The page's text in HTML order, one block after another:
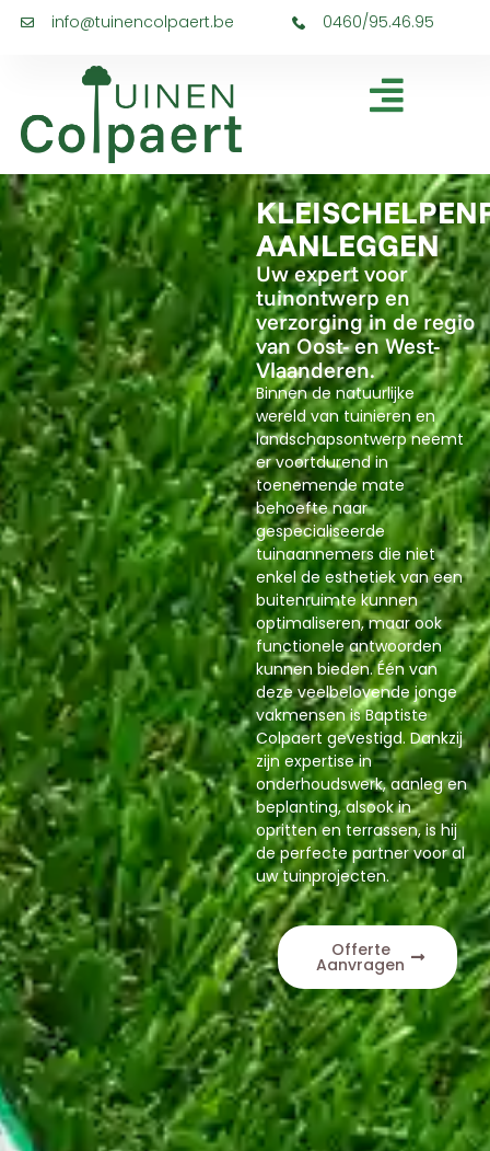
info@tuinencolpaert.be 0460/95.46.95
AANLEGGEN
Uw expert voor
tuinontwerp en
verzorging in de regio
van Oost- en West-
Vlaanderen.
Binnen de natuurlijke
wereld van tuinieren en
landschapsontwerp neemt
er voortdurend in
toenemende mate
behoefte naar
gespecialiseerde
tuinaannemers die niet
enkel de esthetiek van een
buitenruimte kunnen
optimaliseren, maar ook
functionele antwoorden
kunnen bieden. Één van
deze veelbelovende jonge
vakmensen is Baptiste
Colpaert gevestigd. Dankzij
zijn expertise in
onderhoudswerk, aanleg en
beplanting, alsook in
opritten en terrassen, is hij
de perfecte partner voor al
uw tuinprojecten.
Offerte
Aanvragen